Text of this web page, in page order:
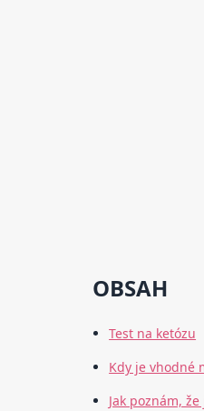
OBSAH
Test na ketózu
Kdy je vhodné
Jak poznám,